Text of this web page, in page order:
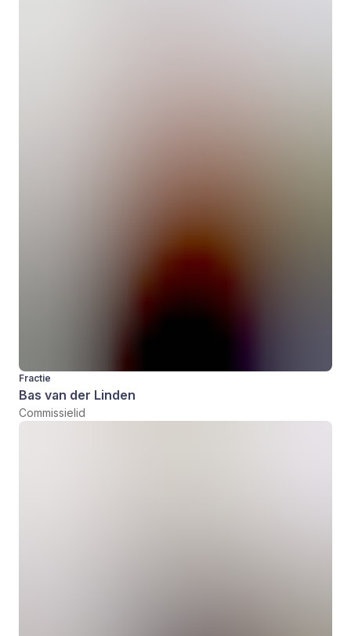
Fractie
Bas van der Linden
Commissielid